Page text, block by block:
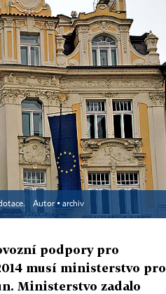
Autor ▪ archiv
podpory pro
musí ministerstvo pro
Ministerstvo zadalo